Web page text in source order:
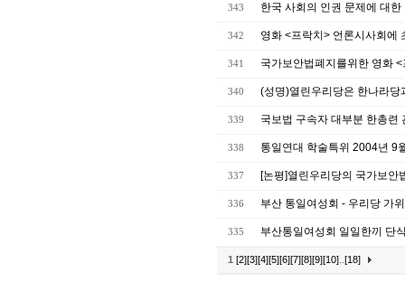
343 한국 사회의 인권 문제에 대
342 영화 <프락치> 언론시사회에
341 국가보안법폐지를위한 영화
340 (성명)열린우리당은 한나라
339 국보법 구속자 대부분 한총련
338 통일연대 학술특위 2004년 9
337 [논평]열린우리당의 국가보안
336 부산 통일여성회 - 우리당 가
335 부산통일여성회 일일한끼 단
1 [2][3][4][5][6][7][8][9][10] [18]